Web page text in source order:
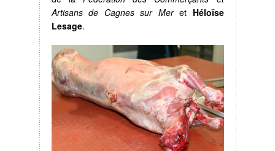
Artisans de Cagnes sur Meret Héloïse
Lesage.